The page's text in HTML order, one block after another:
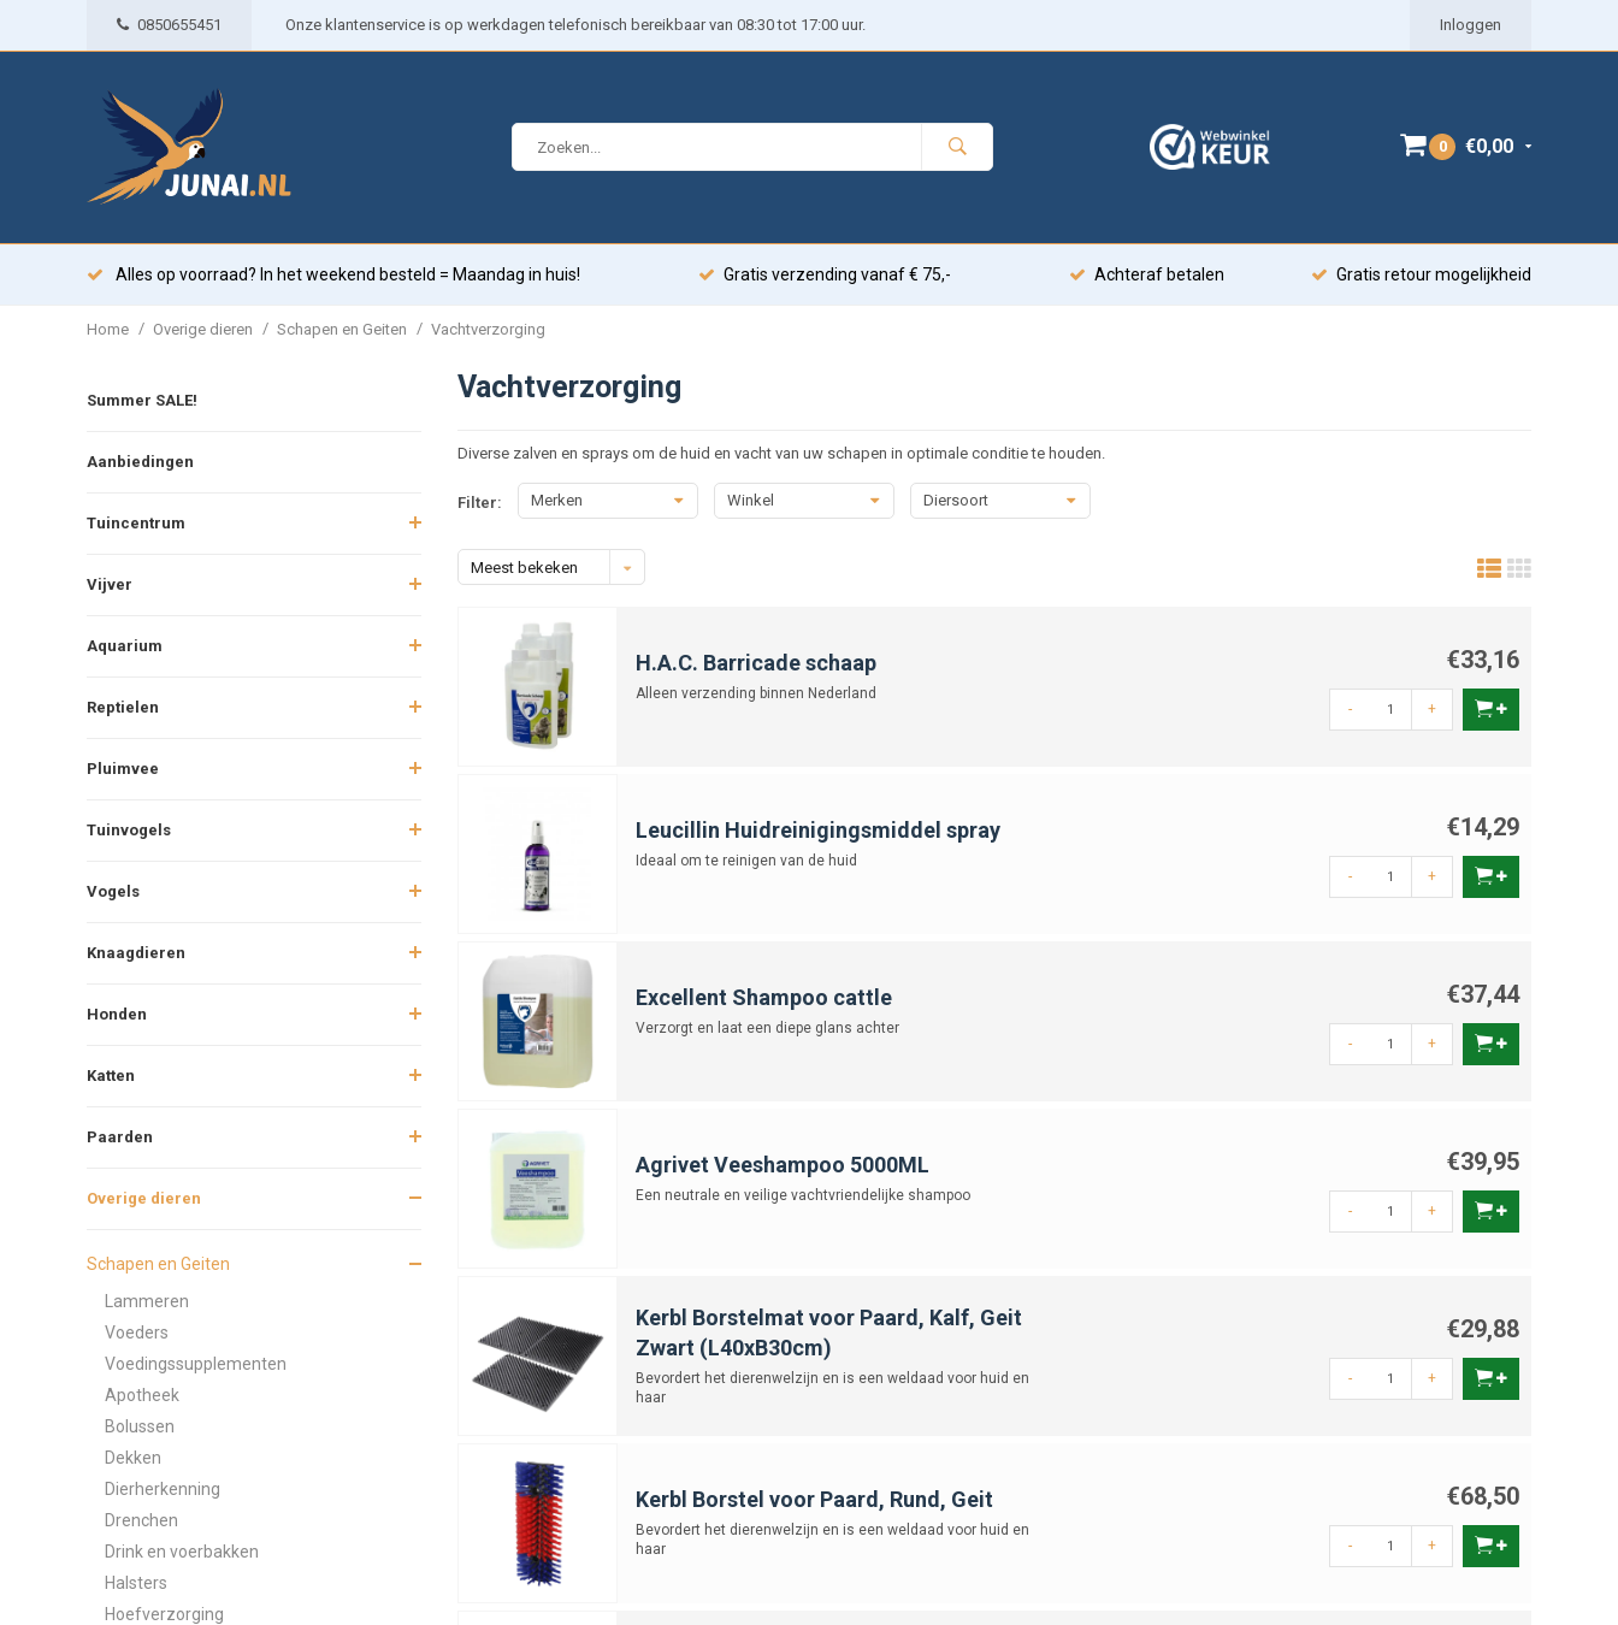
0850655451 Onze klantenservice is op werkdagen telefonisch bereikbaar van 08:30 tot 17:00 uur. Inloggen
0 €0,00
Alles op voorraad? In het weekend besteld = Maandag in huis! Gratis verzending vanaf € 75,- Achteraf betalen Gratis retour mogelijkheid
Home / Overige dieren / Schapen en Geiten / Vachtverzorging
Summer SALE!
Aanbiedingen
Tuincentrum
Vijver
Aquarium
Reptielen
Pluimvee
Tuinvogels
Vogels
Knaagdieren
Honden
Katten
Paarden
Overige dieren
Schapen en Geiten
Lammeren
Voeders
Voedingssupplementen
Apotheek
Bolussen
Dekken
Dierherkenning
Drenchen
Drink en voerbakken
Halsters
Hoefverzorging
Vachtverzorging
Diverse zalven en sprays om de huid en vacht van uw schapen in optimale conditie te houden.
Filter: Merken Winkel Diersoort
Meest bekeken
H.A.C. Barricade schaap
Alleen verzending binnen Nederland
€33,16
- +
Leucillin Huidreinigingsmiddel spray
Ideaal om te reinigen van de huid
€14,29
- +
Excellent Shampoo cattle
Verzorgt en laat een diepe glans achter
€37,44
- +
Agrivet Veeshampoo 5000ML
Een neutrale en veilige vachtvriendelijke shampoo
€39,95
- +
Kerbl Borstelmat voor Paard, Kalf, Geit
Zwart (L40xB30cm)
Bevordert het dierenwelzijn en is een weldaad voor huid en
haar
€29,88
- +
Kerbl Borstel voor Paard, Rund, Geit
Bevordert het dierenwelzijn en is een weldaad voor huid en
haar
€68,50
- +